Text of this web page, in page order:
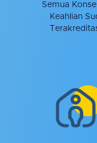
Semua
Keahlian